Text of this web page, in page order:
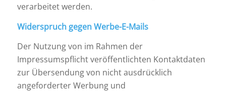
verarbeitet werden.
Widerspruch gegen Werbe-E-Mails
Der Nutzung von im Rahmen der
Impressumspflicht veröffentlichten Kontaktdaten
zur Übersendung von nicht ausdrücklich
angeforderter Werbung und